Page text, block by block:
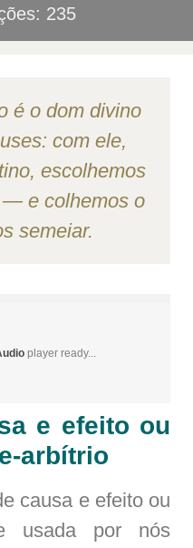
235
é o dom divino
com ele,
escolhemos
— e colhemos o
semeiar.
player ready...
e efeito ou
arbítrio
causa e efeito ou
usada por nós